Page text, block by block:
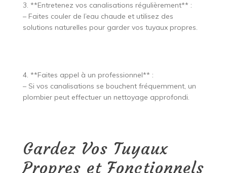
3. **Entretenez vos canalisations régulièrement** :
– Faites couler de l’eau chaude et utilisez des
solutions naturelles pour garder vos tuyaux propres.
4. **Faites appel à un professionnel** :
– Si vos canalisations se bouchent fréquemment, un
plombier peut effectuer un nettoyage approfondi.
Gardez Vos Tuyaux
Propres et Fonctionnels